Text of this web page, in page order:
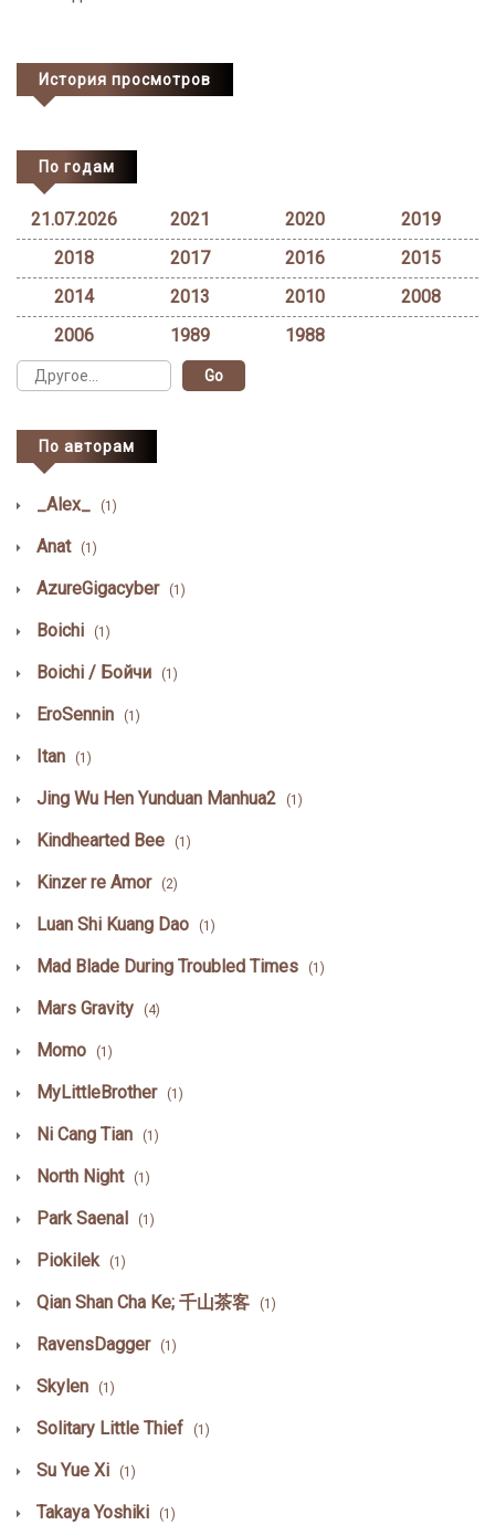
История просмотров
По годам
21.07.2026 2021 2020
2019
2018
2017 2016
2015
2014
2013 2010
2008
2006
1989 1988
По авторам
_Alex_ (1)
Anat (1)
AzureGigacyber (1)
Boichi (1)
Boichi / Бойчи (1)
EroSennin (1)
Itan (1)
Jing Wu Hen Yunduan Manhua2 (1)
Kindhearted Bee (1)
Kinzer re Amor (2)
Luan Shi Kuang Dao (1)
Mad Blade During Troubled Times (1)
Mars Gravity (4)
Momo (1)
MyLittleBrother (1)
Ni Cang Tian (1)
North Night (1)
Park Saenal (1)
Piokilek (1)
Qian Shan Cha Ke; 千山茶客 (1)
RavensDagger (1)
Skylen (1)
Solitary Little Thief (1)
Su Yue Xi (1)
Takaya Yoshiki (1)